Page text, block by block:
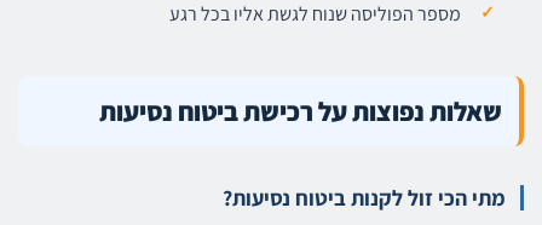
מספר הפוליסה שנוח לגשת אליו בכל רגע
שאלות נפוצות על רכישת ביטוח נסיעות
מתי הכי זול לקנות ביטוח נסיעות?